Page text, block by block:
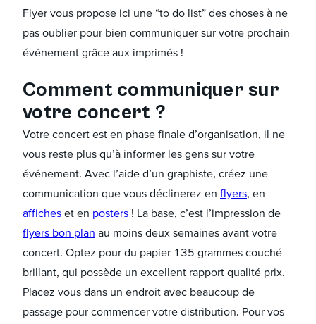
Flyer vous propose ici une “to do list” des choses à ne
pas oublier pour bien communiquer sur votre prochain
événement grâce aux imprimés !
Comment communiquer sur
votre concert ?
Votre concert est en phase finale d’organisation, il ne
vous reste plus qu’à informer les gens sur votre
événement. Avec l’aide d’un graphiste, créez une
communication que vous déclinerez en flyers, en
affiches et en posters ! La base, c’est l’impression de
flyers bon plan au moins deux semaines avant votre
concert. Optez pour du papier 135 grammes couché
brillant, qui possède un excellent rapport qualité prix.
Placez vous dans un endroit avec beaucoup de
passage pour commencer votre distribution. Pour vos